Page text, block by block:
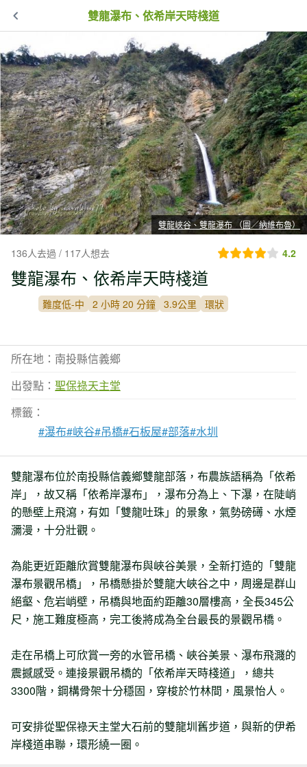
雙龍瀑布、依希岸天時棧道
雙龍峽谷、雙龍瀑布 （圖／納維布魯）
136人去過 / 117人想去 4.2
雙龍瀑布、依希岸天時棧道
難度低-中 2 小時 20 分鐘 3.9公里 環狀
所在地：南投縣信義鄉
出發點： 聖保祿天主堂
標籤：
#瀑布#峽谷#吊橋#石板屋#部落#水圳
雙龍瀑布位於南投縣信義鄉雙龍部落，布農族語稱為「依希
岸」，故又稱「依希岸瀑布」，瀑布分為上、下瀑，在陡峭
的懸壁上飛瀉，有如「雙龍吐珠」的景象，氣勢磅礡、水煙
瀰漫，十分壯觀。
為能更近距離欣賞雙龍瀑布與峽谷美景，全新打造的「雙龍
瀑布景觀吊橋」，吊橋懸掛於雙龍大峽谷之中，周邊是群山
絕壑、危岩峭壁，吊橋與地面約距離30層樓高，全長345公
尺，施工難度極高，完工後將成為全台最長的景觀吊橋。
走在吊橋上可欣賞一旁的水管吊橋、峽谷美景、瀑布飛濺的
震撼感受。連接景觀吊橋的「依希岸天時棧道」，總共
3300階，鋼構骨架十分穩固，穿梭於竹林間，風景怡人。
可安排從聖保祿天主堂大石前的雙龍圳舊步道，與新的伊希
岸棧道串聯，環形繞一圈。